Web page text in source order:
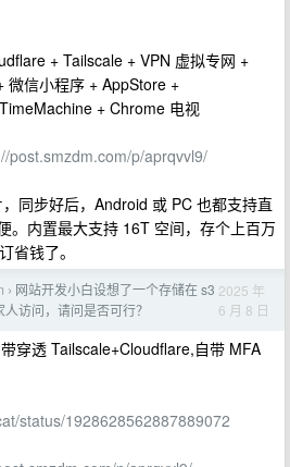
+ Tailscale + VPN 虚拟专网 +
微信小程序 + AppStore +
+ Chrome 电视
post.smzdm.com/p/aprqvvl9/
同步好后，Android 或 PC 也都支持直
。内置最大支持 16T 空间，存个上百万
省钱了。
› 网站开发小白设想了一个存储在 s3
访问，请问是否可行？
2025 年
6 月 8 日
穿透 Tailscale+Cloudflare,自带 MFA
status/1928628562887889072